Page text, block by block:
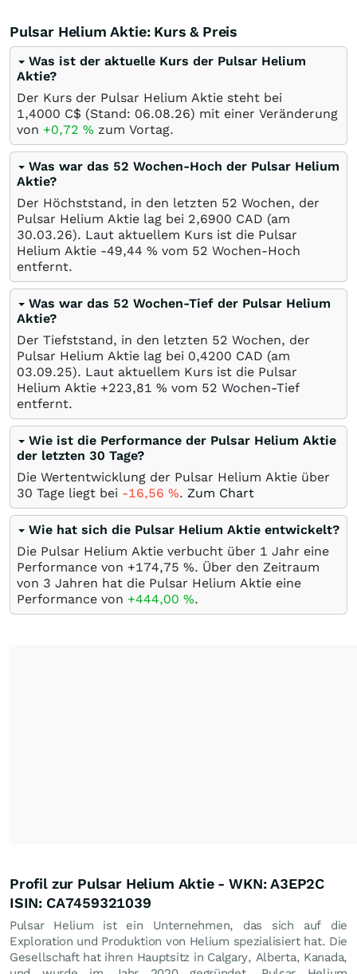
Pulsar Helium Aktie: Kurs & Preis
Was ist der aktuelle Kurs der Pulsar Helium
Aktie?
Der Kurs der Pulsar Helium Aktie steht bei
1,4000 C$ (Stand: 06.08.26) mit einer Veränderung
von +0,72 % zum Vortag.
Was war das 52 Wochen-Hoch der Pulsar Helium
Aktie?
Der Höchststand, in den letzten 52 Wochen, der
Pulsar Helium Aktie lag bei 2,6900 CAD (am
30.03.26). Laut aktuellem Kurs ist die Pulsar
Helium Aktie -49,44 % vom 52 Wochen-Hoch
entfernt.
Was war das 52 Wochen-Tief der Pulsar Helium
Aktie?
Der Tiefststand, in den letzten 52 Wochen, der
Pulsar Helium Aktie lag bei 0,4200 CAD (am
03.09.25). Laut aktuellem Kurs ist die Pulsar
Helium Aktie +223,81 % vom 52 Wochen-Tief
entfernt.
Wie ist die Performance der Pulsar Helium Aktie
der letzten 30 Tage?
Die Wertentwicklung der Pulsar Helium Aktie über
30 Tage liegt bei -16,56 %. Zum Chart
Wie hat sich die Pulsar Helium Aktie entwickelt?
Die Pulsar Helium Aktie verbucht über 1 Jahr eine
Performance von +174,75 %. Über den Zeitraum
von 3 Jahren hat die Pulsar Helium Aktie eine
Performance von +444,00 %.
Profil zur Pulsar Helium Aktie - WKN: A3EP2C
ISIN: CA7459321039
Pulsar Helium ist ein Unternehmen, das sich auf die
Exploration und Produktion von Helium spezialisiert hat. Die
Gesellschaft hat ihren Hauptsitz in Calgary, Alberta, Kanada,